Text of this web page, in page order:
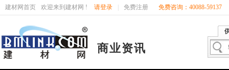
建材网首页 欢迎来到建材网 ! 请登录 免费注册 免费咨询：40088-59137
商业资讯